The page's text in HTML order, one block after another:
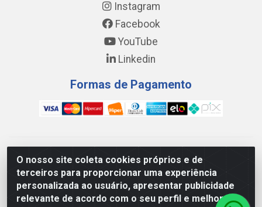
O nosso site coleta cookies próprios e de
terceiros para proporcionar uma experiência
personalizada ao usuário, apresentar publicidade
relevante de acordo com o seu perfil e melhorar a
Instagram
Facebook
YouTube
Linkedin
Formas de Pagamento
WING DISTRIBUIDORA COMÉRCIO E LOGÍSTICA DE MATERIAL
DE CONSTRUÇÕES LTDA - AV. DA INTEGRAÇÃO, 790 -
PATRÍCIA GOMES, CAUCAIA/CE - CEP 61.604-505 - CNPJ
17.523.384/0001-20